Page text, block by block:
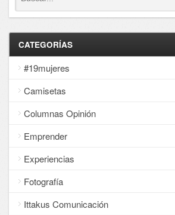
CATEGORÍAS
#19mujeres
Camisetas
Columnas Opinión
Emprender
Experiencias
Fotografía
Ittakus Comunicación